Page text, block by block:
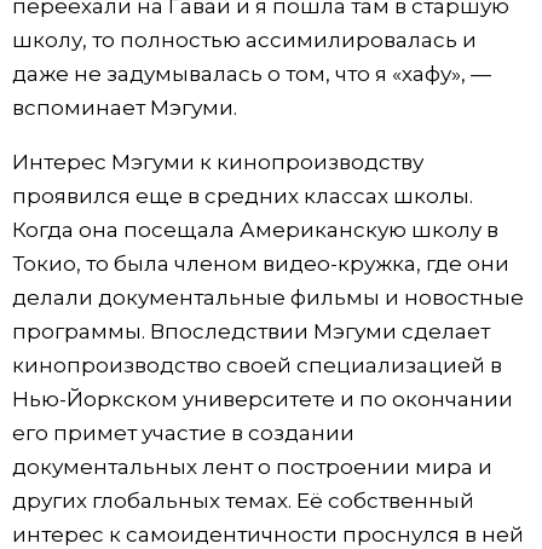
переехали на Гаваи и я пошла там в старшую
школу, то полностью ассимилировалась и
даже не задумывалась о том, что я «хафу», —
вспоминает Мэгуми.
Интерес Мэгуми к кинопроизводству
проявился еще в средних классах школы.
Когда она посещала Американскую школу в
Токио, то была членом видео-кружка, где они
делали документальные фильмы и новостные
программы. Впоследствии Мэгуми сделает
кинопроизводство своей специализацией в
Нью-Йоркском университете и по окончании
его примет участие в создании
документальных лент о построении мира и
других глобальных темах. Её собственный
интерес к самоидентичности проснулся в ней